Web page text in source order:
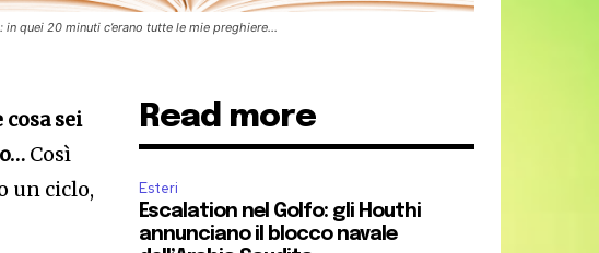
quei 20 minuti c’erano tutte le mie preghiere…
sei
Così
un ciclo,
Read more
Esteri
Escalation nel Golfo: gli Houthi
annunciano il blocco navale